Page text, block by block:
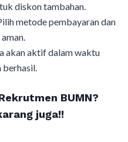
diskon tambahan.
metode pembayaran dan
akan aktif dalam waktu
berhasil.
BUMN?
juga!!